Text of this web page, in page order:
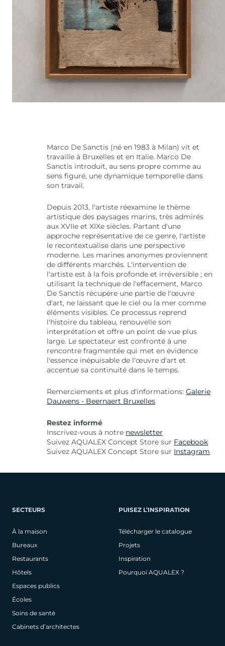
Marco De Sanctis (né en 1983 à Milan) vit et
travaille à Bruxelles et en Italie. Marco De
Sanctis introduit, au sens propre comme au
sens figuré, une dynamique temporelle dans
son travail.
Depuis 2013, l'artiste réexamine le thème
artistique des paysages marins, très admirés
aux XVIIe et XIXe siècles. Partant d'une
approche représentative de ce genre, l'artiste
le recontextualise dans une perspective
moderne. Les marines anonymes proviennent
de différents marchés. L'intervention de
l'artiste est à la fois profonde et irréversible ; en
utilisant la technique de l'effacement, Marco
De Sanctis récupère une partie de l'œuvre
d'art, ne laissant que le ciel ou la mer comme
éléments visibles. Ce processus reprend
l'histoire du tableau, renouvelle son
interprétation et offre un point de vue plus
large. Le spectateur est confronté à une
rencontre fragmentée qui met en évidence
l'essence inépuisable de l'œuvre d'art et
accentue sa continuité dans le temps.
Remerciements et plus d'informations:Galerie
Dauwens - Beernaert Bruxelles
Restez informé
Inscrivez-vous à notre newsletter
Suivez AQUALEX Concept Store sur Facebook
Suivez AQUALEX Concept Store sur Instagram
SECTEURS
À la maison
Bureaux
Restaurants
Hôtels
Espaces publics
Écoles
Soins de santé
Cabinets d’architectes
PUISEZ L’INSPIRATION
Télécharger le catalogue
Projets
Inspiration
Pourquoi AQUALEX ?